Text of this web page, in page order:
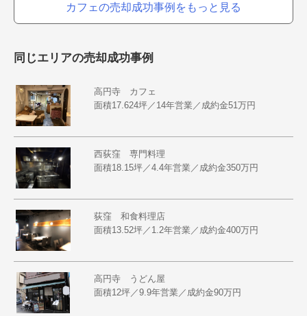
カフェの売却成功事例をもっと見る
同じエリアの売却成功事例
高円寺 カフェ
面積17.624坪／14年営業／成約金51万円
西荻窪 専門料理
面積18.15坪／4.4年営業／成約金350万円
荻窪 和食料理店
面積13.52坪／1.2年営業／成約金400万円
高円寺 うどん屋
面積12坪／9.9年営業／成約金90万円